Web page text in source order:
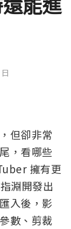
但卻非常
，看哪些
擁有更
淵開發出
入後，影
數、剪裁